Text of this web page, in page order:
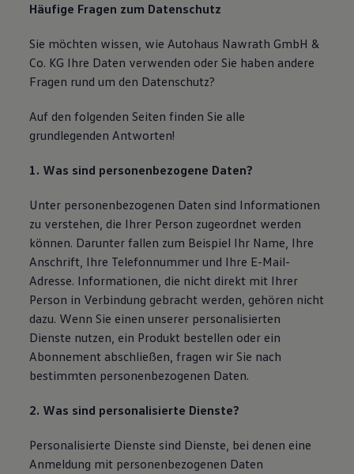
Häufige Fragen zum Datenschutz
Sie möchten wissen, wie Autohaus Nawrath GmbH &
Co. KG Ihre Daten verwenden oder Sie haben andere
Fragen rund um den Datenschutz?
Auf den folgenden Seiten finden Sie alle
grundlegenden Antworten!
1. Was sind personenbezogene Daten?
Unter personenbezogenen Daten sind Informationen
zu verstehen, die Ihrer Person zugeordnet werden
können. Darunter fallen zum Beispiel Ihr Name, Ihre
Anschrift, Ihre Telefonnummer und Ihre E-Mail-
Adresse. Informationen, die nicht direkt mit Ihrer
Person in Verbindung gebracht werden, gehören nicht
dazu. Wenn Sie einen unserer personalisierten
Dienste nutzen, ein Produkt bestellen oder ein
Abonnement abschließen, fragen wir Sie nach
bestimmten personenbezogenen Daten.
2. Was sind personalisierte Dienste?
Personalisierte Dienste sind Dienste, bei denen eine
Anmeldung mit personenbezogenen Daten